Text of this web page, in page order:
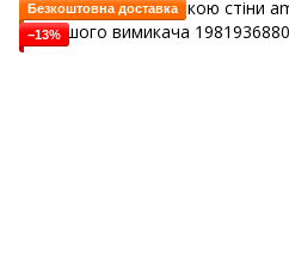
Безкоштовна доставка
−13%